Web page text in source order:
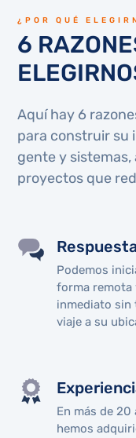
¿POR QUÉ
6
Aquí hay 6
para construir su
gente y sistemas,
proyectos que
Podemos
forma remota
inmediato sin
viaje a su
En más de
hemos